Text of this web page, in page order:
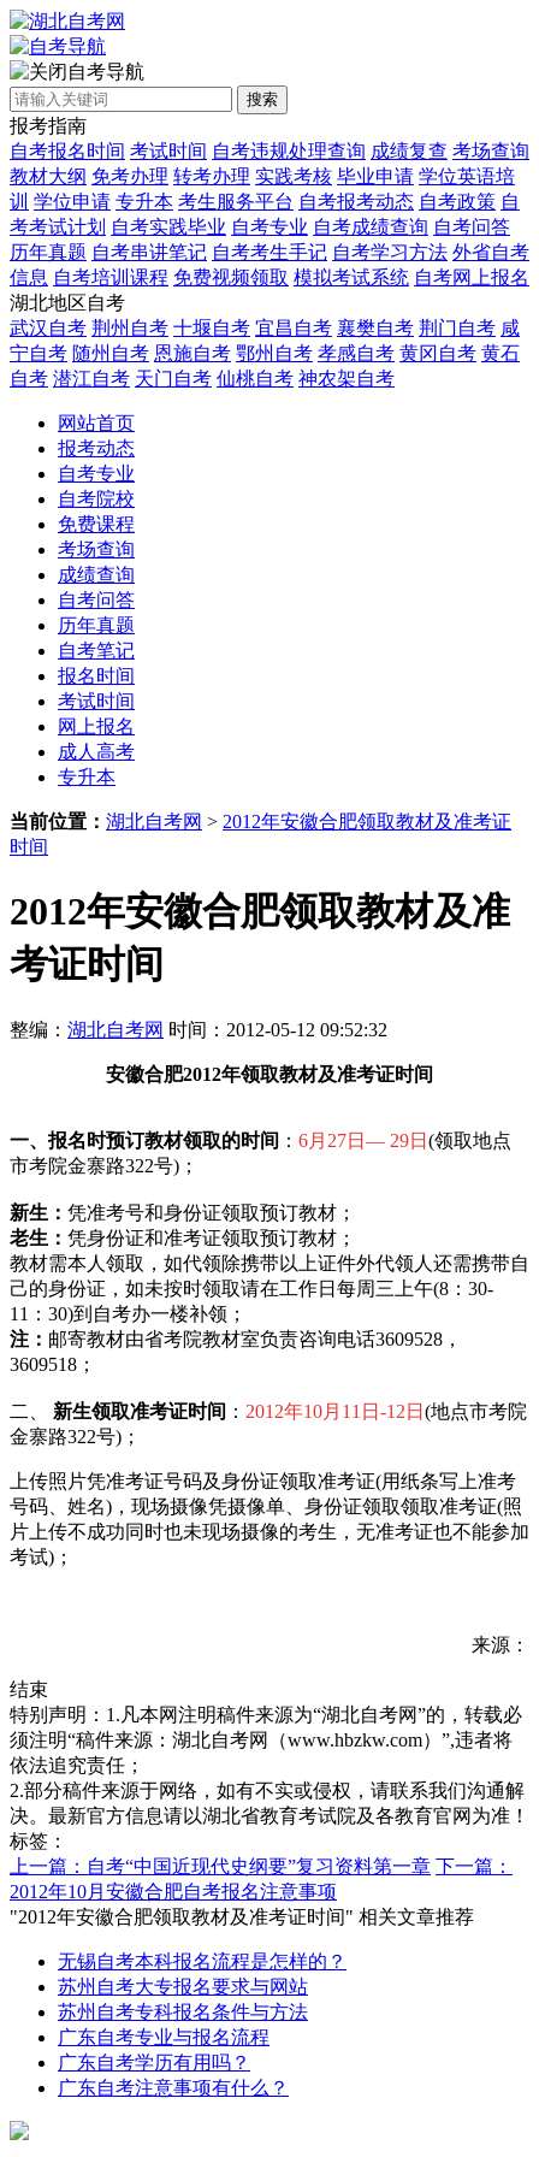
自考导航
搜索
报考指南
自考报名时间 考试时间 自考违规处理查询 成绩复查 考场查询
教材大纲 免考办理 转考办理 实践考核 毕业申请 学位英语培
训 学位申请 专升本 考生服务平台 自考报考动态 自考政策 自
考考试计划 自考实践毕业 自考专业 自考成绩查询 自考问答
历年真题 自考串讲笔记 自考考生手记 自考学习方法 外省自考
信息 自考培训课程 免费视频领取 模拟考试系统 自考网上报名
湖北地区自考
武汉自考 荆州自考 十堰自考 宜昌自考 襄樊自考 荆门自考 咸
宁自考 随州自考 恩施自考 鄂州自考 孝感自考 黄冈自考 黄石
自考 潜江自考 天门自考 仙桃自考 神农架自考
网站首页
报考动态
自考专业
自考院校
免费课程
考场查询
成绩查询
自考问答
历年真题
自考笔记
报名时间
考试时间
网上报名
成人高考
专升本
当前位置： 湖北自考网 > 2012年安徽合肥领取教材及准考证
时间
2012年安徽合肥领取教材及准
考证时间
整编： 湖北自考网 时间：2012-05-12 09:52:32
安徽合肥2012年领取教材及准考证时间
一、报名时预订教材领取的时间 ： 6月27日— 29日 (领取地点
市考院金寨路322号)；
新生： 凭准考号和身份证领取预订教材；
老生： 凭身份证和准考证领取预订教材；
教材需本人领取，如代领除携带以上证件外代领人还需携带自
己的身份证，如未按时领取请在工作日每周三上午(8：30-
11：30)到自考办一楼补领；
注： 邮寄教材由省考院教材室负责咨询电话3609528，
3609518；
二、 新生领取准考证时间 ： 2012年10月11日-12日 (地点市考院
金寨路322号)；
上传照片凭准考证号码及身份证领取准考证(用纸条写上准考
号码、姓名)，现场摄像凭摄像单、身份证领取领取准考证(照
片上传不成功同时也未现场摄像的考生，无准考证也不能参加
考试)；
来源：
结束
特别声明：1.凡本网注明稿件来源为“湖北自考网”的，转载必
须注明“稿件来源：湖北自考网（www.hbzkw.com）”,违者将
依法追究责任；
2.部分稿件来源于网络，如有不实或侵权，请联系我们沟通解
决。最新官方信息请以湖北省教育考试院及各教育官网为准！
标签：
上一篇：自考“中国近现代史纲要”复习资料第一章 下一篇：
2012年10月安徽合肥自考报名注意事项
"2012年安徽合肥领取教材及准考证时间" 相关文章推荐
无锡自考本科报名流程是怎样的？
苏州自考大专报名要求与网站
苏州自考专科报名条件与方法
广东自考专业与报名流程
广东自考学历有用吗？
广东自考注意事项有什么？